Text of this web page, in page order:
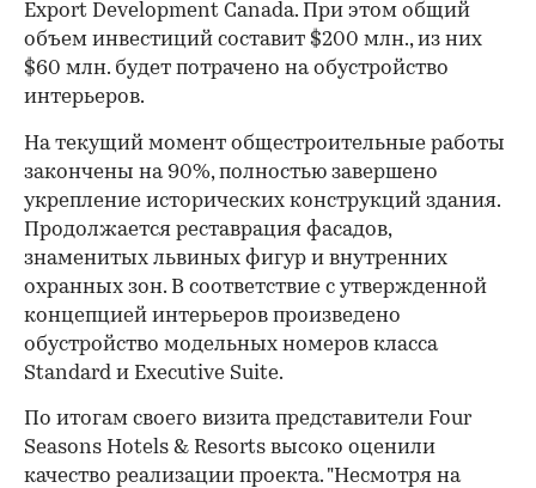
Export Development Canada. При этом общий
объем инвестиций составит $200 млн., из них
$60 млн. будет потрачено на обустройство
интерьеров.
00:00 / 00:00
На текущий момент общестроительные работы
закончены на 90%, полностью завершено
укрепление исторических конструкций здания.
Продолжается реставрация фасадов,
знаменитых львиных фигур и внутренних
охранных зон. В соответствие с утвержденной
концепцией интерьеров произведено
обустройство модельных номеров класса
Standard и Executive Suite.
По итогам своего визита представители Four
Seasons Hotels & Resorts высоко оценили
качество реализации проекта. "Несмотря на